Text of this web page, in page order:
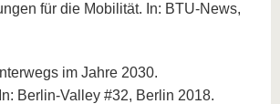
für die Mobilität. In: BTU-News,
im Jahre 2030.
Berlin-Valley #32, Berlin 2018.